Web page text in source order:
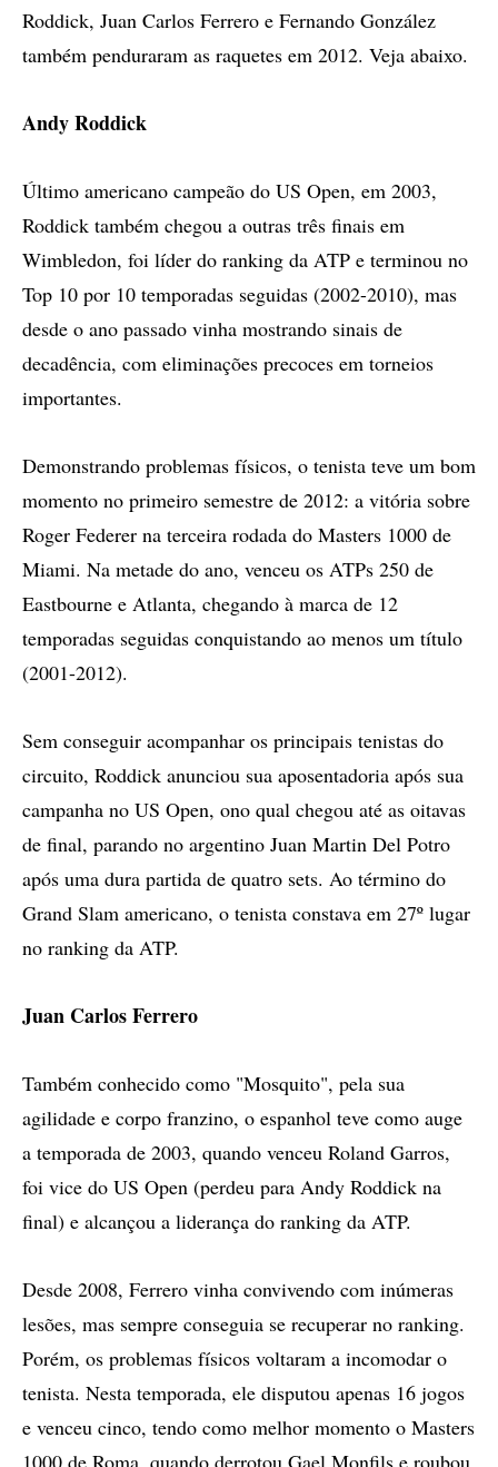
Roddick, Juan Carlos Ferrero e Fernando González
também penduraram as raquetes em 2012. Veja abaixo.
Andy Roddick
Último americano campeão do US Open, em 2003,
Roddick também chegou a outras três finais em
Wimbledon, foi líder do ranking da ATP e terminou no
Top 10 por 10 temporadas seguidas (2002-2010), mas
desde o ano passado vinha mostrando sinais de
decadência, com eliminações precoces em torneios
importantes.
Demonstrando problemas físicos, o tenista teve um bom
momento no primeiro semestre de 2012: a vitória sobre
Roger Federer na terceira rodada do Masters 1000 de
Miami. Na metade do ano, venceu os ATPs 250 de
Eastbourne e Atlanta, chegando à marca de 12
temporadas seguidas conquistando ao menos um título
(2001-2012).
Sem conseguir acompanhar os principais tenistas do
circuito, Roddick anunciou sua aposentadoria após sua
campanha no US Open, ono qual chegou até as oitavas
de final, parando no argentino Juan Martin Del Potro
após uma dura partida de quatro sets. Ao término do
Grand Slam americano, o tenista constava em 27º lugar
no ranking da ATP.
Juan Carlos Ferrero
Também conhecido como "Mosquito", pela sua
agilidade e corpo franzino, o espanhol teve como auge
a temporada de 2003, quando venceu Roland Garros,
foi vice do US Open (perdeu para Andy Roddick na
final) e alcançou a liderança do ranking da ATP.
Desde 2008, Ferrero vinha convivendo com inúmeras
lesões, mas sempre conseguia se recuperar no ranking.
Porém, os problemas físicos voltaram a incomodar o
tenista. Nesta temporada, ele disputou apenas 16 jogos
e venceu cinco, tendo como melhor momento o Masters
1000 de Roma, quando derrotou Gael Monfils e roubou